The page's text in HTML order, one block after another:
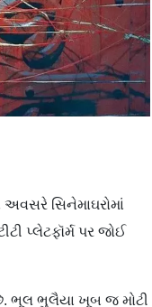
અવસરે સિનેમાઘરોમાં
પ્લેટફૉર્મ પર જોઈ
ભૂલ ભુલૈયા ખૂબ જ મોટી